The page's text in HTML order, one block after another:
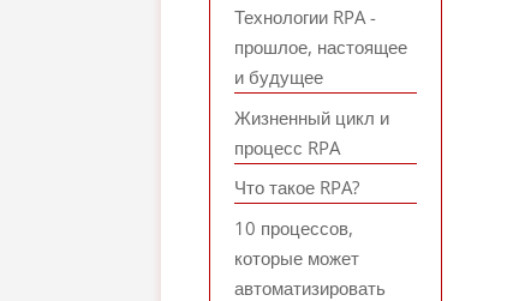
Технологии RPA -
прошлое, настоящее
и будущее
Жизненный цикл и
процесс RPA
Что такое RPA?
10 процессов,
которые может
автоматизировать